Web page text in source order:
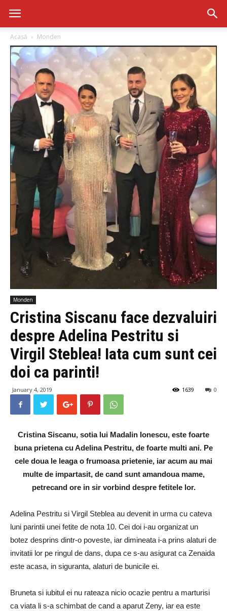
Acasă Monden
Monden
Cristina Siscanu face dezvaluiri
despre Adelina Pestritu si
Virgil Steblea! Iata cum sunt cei
doi ca parinti!
January 4, 2019 0
1639
Cristina Siscanu, sotia lui Madalin Ionescu, este foarte
buna prietena cu Adelina Pestritu, de foarte multi ani. Pe
cele doua le leaga o frumoasa prietenie, iar acum au mai
multe de impartasit, de cand sunt amandoua mame,
petrecand ore in sir vorbind despre fetitele lor.
Adelina Pestritu si Virgil Steblea au devenit in urma cu cateva
luni parintii unei fetite de nota 10. Cei doi i-au organizat un
botez desprins dintr-o poveste, iar dimineata i-a prins alaturi de
invitatii lor pe ringul de dans, dupa ce s-au asigurat ca Zenaida
este acasa, in siguranta, alaturi de bunicile ei.
Bruneta si iubitul ei nu rateaza nicio ocazie pentru a marturisi
ca viata li s-a schimbat de cand a aparut Zeny, iar ea este